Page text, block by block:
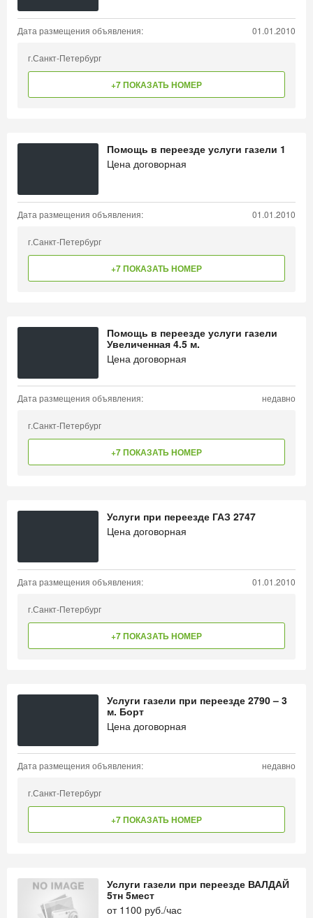
Дата размещения объявления: 01.01.2010
г.Санкт-Петербург
+7 ПОКАЗАТЬ НОМЕР
Помощь в переезде услуги газели 1
Цена договорная
Дата размещения объявления: 01.01.2010
г.Санкт-Петербург
+7 ПОКАЗАТЬ НОМЕР
Помощь в переезде услуги газели
Увеличенная 4.5 м.
Цена договорная
Дата размещения объявления: недавно
г.Санкт-Петербург
+7 ПОКАЗАТЬ НОМЕР
Услуги при переезде ГАЗ 2747
Цена договорная
Дата размещения объявления: 01.01.2010
г.Санкт-Петербург
+7 ПОКАЗАТЬ НОМЕР
Услуги газели при переезде 2790 – 3
м. Борт
Цена договорная
Дата размещения объявления: недавно
г.Санкт-Петербург
+7 ПОКАЗАТЬ НОМЕР
Услуги газели при переезде ВАЛДАЙ
5тн 5мест
от 1100 руб./час